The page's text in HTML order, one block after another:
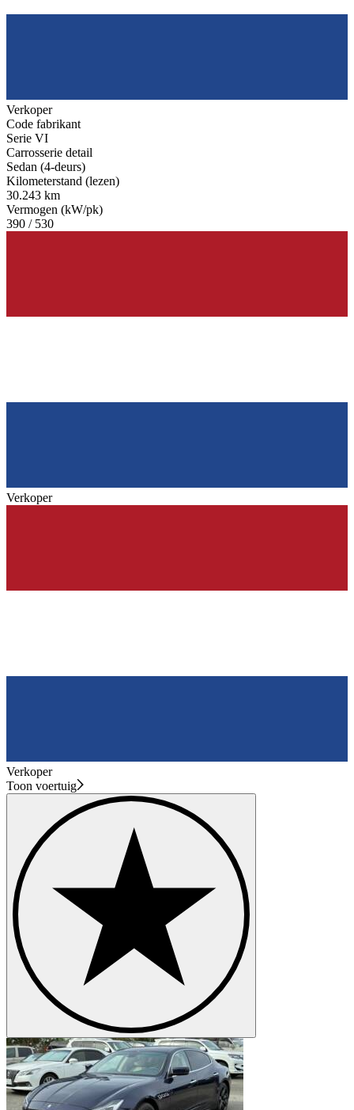
Verkoper
Code fabrikant
Serie VI
Carrosserie detail
Sedan (4-deurs)
Kilometerstand (lezen)
30.243 km
Vermogen (kW/pk)
390 / 530
Verkoper
Verkoper
Toon voertuig